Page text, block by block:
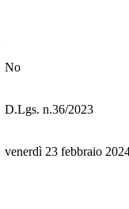
No
D.Lgs. n.36/2023
venerdì 23 febbraio